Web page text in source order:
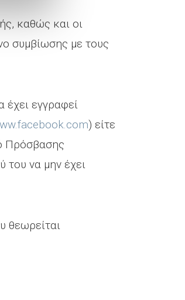
καθώς και οι
συμβίωσης με τους
έχει εγγραφεί
) είτε
Πρόσβασης
του να μην έχει
θεωρείται